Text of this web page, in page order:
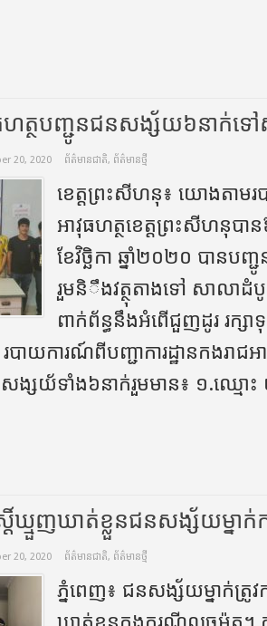
ហត្ថបញ្ជូនជនសង្ស័យ៦នាក់ទៅ
20, 2020 ព័ត៌មានជាតិ, ព័ត៌មានថ្មី
ខេត្តព្រះសីហនុ៖ យោងតាម
អាវុធហត្ថខេត្តព្រះសីហនុបា
ខែវិច្ឆិកា ឆ្នាំ២០២០ បាន
រួមនិឹងវត្ថុតាងទៅ សាលាដំបូងខ
ពាក់ព័ន្ធនឹងអំពើជួញដូរ រក្សា
ាយការណ៍ពីបញ្ជាការដ្ឋានកងរាជអ
សង្សយ័ទាំង៦នាក់រួមមាន៖ ១.ឈ្មោ
តិ៍ឃ្មួញឃាត់ខ្លួនជនសង្ស័យម្ន
20, 2020 ព័ត៌មានជាតិ, ព័ត៌មានថ្មី
ភ្នំពេញ៖ ជនសង្ស័យម្នាក់ត្រូ